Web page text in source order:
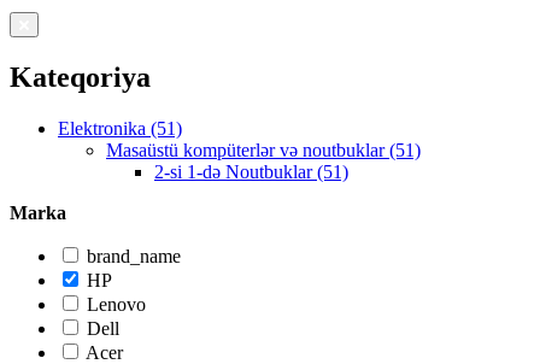
Kateqoriya
Elektronika (51)
Masaüstü kompüterlər və noutbuklar (51)
2-si 1-də Noutbuklar (51)
Marka
brand_name
HP
Lenovo
Dell
Acer